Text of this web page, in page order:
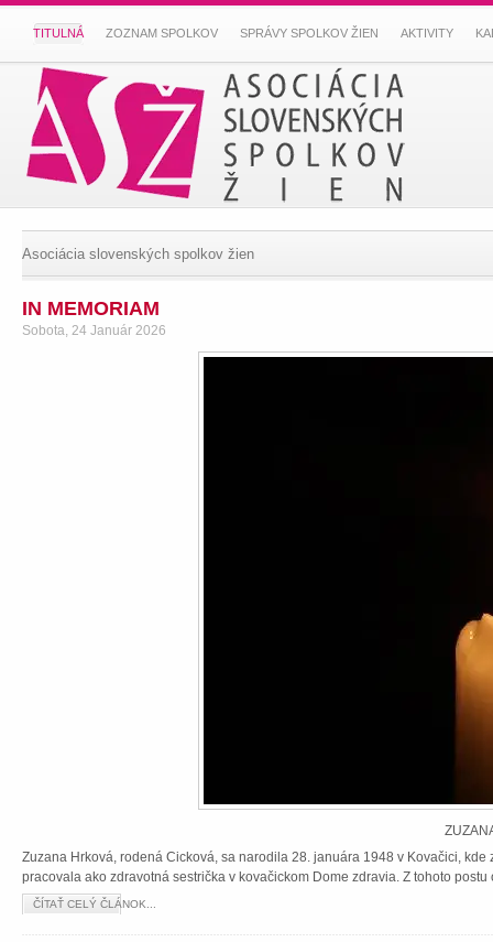
TITULNÁ ZOZNAM SPOLKOV SPRÁVY SPOLKOV ŽIEN AKTIVITY
Asociácia slovenských spolkov žien
IN MEMORIAM
Sobota, 24 Január 2026
Zuzana Hrková, rodená Cicková, sa narodila 28. januára 1948 v Kovačici,
pracovala ako zdravotná sestrička v kovačickom Dome zdravia. Z tohoto
ČÍTAŤ CELÝ ČLÁNOK...